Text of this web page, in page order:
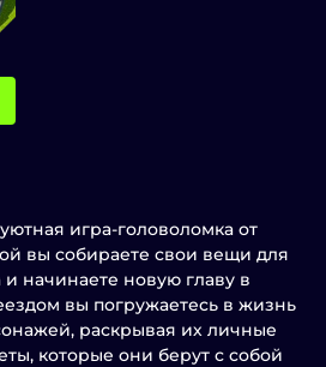
игра-головоломка от
вы собираете свои вещи для
начинаете новую главу в
вы погружаетесь в жизнь
раскрывая их личные
которые они берут с собой